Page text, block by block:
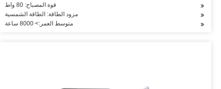
قوة المصباح: 80 واط
مزود الطاقة: الطاقة الشمسية
متوسط العمر:> 8000 ساعة